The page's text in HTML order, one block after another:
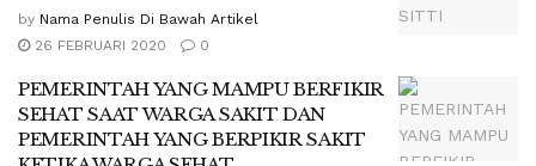
by Nama Penulis Di Bawah Artikel
26 FEBRUARI 2020
0
PEMERINTAH YANG MAMPU BERFIKIR
SEHAT SAAT WARGA SAKIT DAN
PEMERINTAH YANG BERPIKIR SAKIT